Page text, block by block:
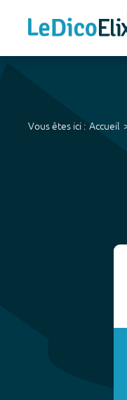
Vous êtes ici : Accueil